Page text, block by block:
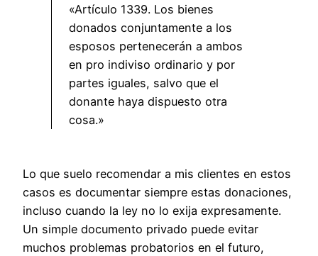
«Artículo 1339. Los bienes
donados conjuntamente a los
esposos pertenecerán a ambos
en pro indiviso ordinario y por
partes iguales, salvo que el
donante haya dispuesto otra
cosa.»
Lo que suelo recomendar a mis clientes en estos
casos es documentar siempre estas donaciones,
incluso cuando la ley no lo exija expresamente.
Un simple documento privado puede evitar
muchos problemas probatorios en el futuro,